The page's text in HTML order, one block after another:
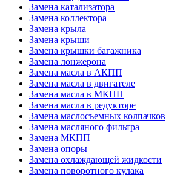
Замена катализатора
Замена коллектора
Замена крыла
Замена крыши
Замена крышки багажника
Замена лонжерона
Замена масла в АКПП
Замена масла в двигателе
Замена масла в МКПП
Замена масла в редукторе
Замена маслосъемных колпачков
Замена масляного фильтра
Замена МКПП
Замена опоры
Замена охлаждающей жидкости
Замена поворотного кулака